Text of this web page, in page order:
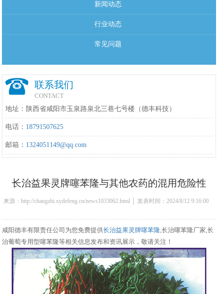
新闻动态
行业动态
常见问题
联系我们
CONTACT
地址：陕西省咸阳市玉泉路泉北三巷七号楼（德丰科技）
电话： 18791507625
邮箱： 1324051149@qq.com
长治益果灵牌噻苯隆与其他农药的混用危险性
来源：http://changzhi.xydefeng.cn/news1033062.html │ 发表时间：2024/8/12 9:16:00
咸阳德丰有限责任公司为您免费提供长治益果灵牌噻苯隆,长治噻苯隆厂家,长
治葡萄专用型噻苯隆等相关信息发布和资讯展示，敬请关注！